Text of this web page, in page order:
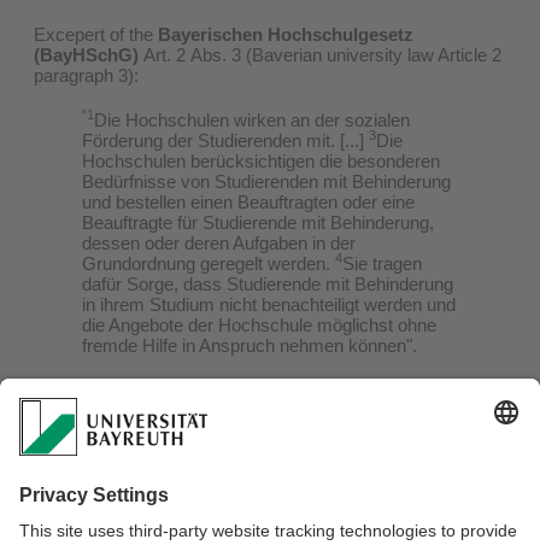
Excepert of the Bayerischen Hochschulgesetz
(BayHSchG) Art. 2 Abs. 3 (Baverian university law Article 2
paragraph 3):
"1 Die Hochschulen wirken an der sozialen
Förderung der Studierenden mit. [...] 3Die
Hochschulen berücksichtigen die besonderen
Bedürfnisse von Studierenden mit Behinderung
und bestellen einen Beauftragten oder eine
Beauftragte für Studierende mit Behinderung,
dessen oder deren Aufgaben in der
Grundordnung geregelt werden. 4Sie tragen
dafür Sorge, dass Studierende mit Behinderung
in ihrem Studium nicht benachteiligt werden und
die Angebote der Hochschule möglichst ohne
fremde Hilfe in Anspruch nehmen können".
Contact with lecturers
Compensation for disadvantages (Nachteilsausgleich)